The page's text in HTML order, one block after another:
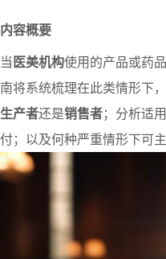
内容概要
当医美机构使用的产品或药
南将系统梳理在此类情形下
生产者还是销售者；分析适用
付；以及何种严重情形下可